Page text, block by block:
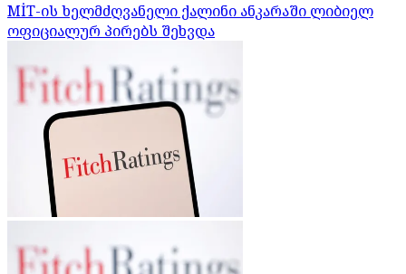
MİT-ის ხელმძღვანელი ქალინი ანკარაში ლიბიელ
ოფიციალურ პირებს შეხვდა